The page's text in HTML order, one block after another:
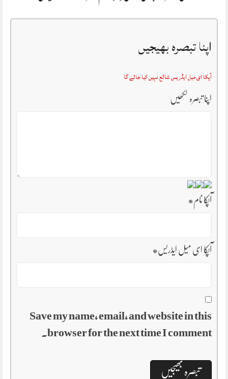
اپنا تبصرہ بھیجیں
آپکا ای میل ایڈریس شائع نہیں کیا جائے گا
اپنا تبصرہ لکھیں
آپکا نام*
آپکا ای میل ایڈریس*
Save my name, email, and website in this
browser for the next time I comment.